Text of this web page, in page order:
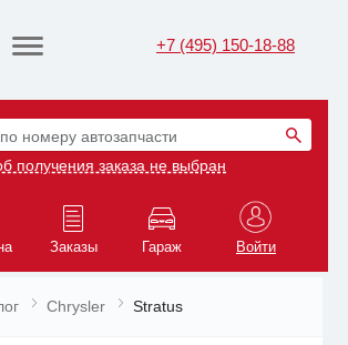
+7 (495) 150-18-88
номеру автозапчасти
получения заказа не выбран
Заказы Гараж Войти
Chrysler Stratus